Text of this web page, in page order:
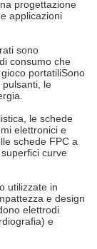
progettazione
applicazioni
sono
consumo che
portatiliSono
pulsanti, le
le schede
elettronici e
schede FPC a
curve
utilizzate in
e design
elettrodi
e